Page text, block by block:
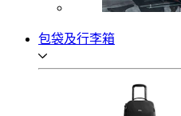
包袋及行李箱